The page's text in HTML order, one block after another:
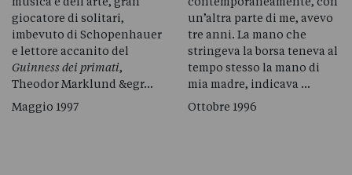
giocatore di solitari,
imbevuto di Schopenhauer
e lettore accanito del
Guinness dei primati,
Theodor Marklund &egr…
Maggio 1997
un’altra parte di me, avevo
tre anni. La mano che
stringeva la borsa teneva al
tempo stesso la mano di
mia madre, indicava …
Ottobre 1996